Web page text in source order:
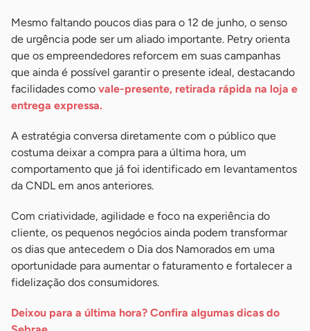
Mesmo faltando poucos dias para o 12 de junho, o senso
de urgência pode ser um aliado importante. Petry orienta
que os empreendedores reforcem em suas campanhas
que ainda é possível garantir o presente ideal, destacando
facilidades como vale-presente, retirada rápida na loja e
entrega expressa.
A estratégia conversa diretamente com o público que
costuma deixar a compra para a última hora, um
comportamento que já foi identificado em levantamentos
da CNDL em anos anteriores.
Com criatividade, agilidade e foco na experiência do
cliente, os pequenos negócios ainda podem transformar
os dias que antecedem o Dia dos Namorados em uma
oportunidade para aumentar o faturamento e fortalecer a
fidelização dos consumidores.
Deixou para a última hora? Confira algumas dicas do